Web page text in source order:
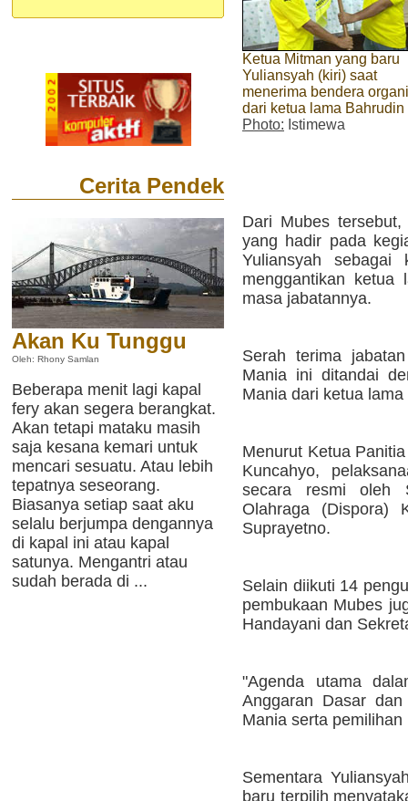
Cerita Pendek
Akan Ku Tunggu
Oleh: Rhony Samlan
Beberapa menit lagi kapal
fery akan segera berangkat.
Akan tetapi mataku masih
saja kesana kemari untuk
mencari sesuatu. Atau lebih
tepatnya seseorang.
Biasanya setiap saat aku
selalu berjumpa dengannya
di kapal ini atau kapal
satunya. Mengantri atau
sudah berada di ...
Ketua Mitman yang baru
Yuliansyah (kiri) saat
menerima bendera
dari ketua lama Bahrudin
Photo: Istimewa
Dari Mubes
yang hadir pada
Yuliansyah sebagai
menggantikan ketua
masa jabatannya.
Serah terima
Mania ini ditandai
Mania dari ketua
Menurut Ketua
Kuncahyo,
secara resmi oleh
Olahraga (Dispora)
Suprayetno.
Selain diikuti 14
pembukaan Mubes
Handayani dan
"Agenda utama
Anggaran Dasar
Mania serta
Sementara
baru terpilih